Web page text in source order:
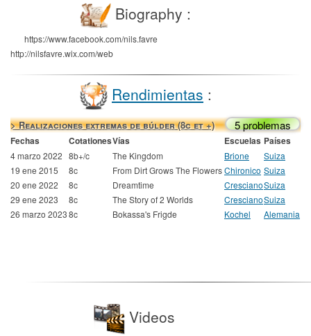
Biography :
https://www.facebook.com/nils.favre
http://nilsfavre.wix.com/web
Rendimientas :
> Realizaciones extremas de búlder (8c et +) 5 problemas
Fechas CotationesVías Escuelas Países
4 marzo 2022 8b+/c The Kingdom Brione
Suiza
19 ene 2015
8c From Dirt Grows The FlowersChironico Suiza
20 ene 2022
8c Dreamtime CrescianoSuiza
29 ene 2023
8c The Story of 2 Worlds CrescianoSuiza
26 marzo 20238c Bokassa's Frigde Kochel Alemania
Videos